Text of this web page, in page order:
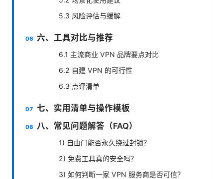
5.3 风险评估与缓解
六、工具对比与推荐
6.1 主流商业 VPN 品牌要点对比
6.2 自建 VPN 的可行性
6.3 点评清单
七、实用清单与操作模板
八、常见问题解答（FAQ）
1) 自由门能否永久绕过封锁？
2) 免费工具真的安全吗？
3) 如何判断一家 VPN 服务商是否可信？